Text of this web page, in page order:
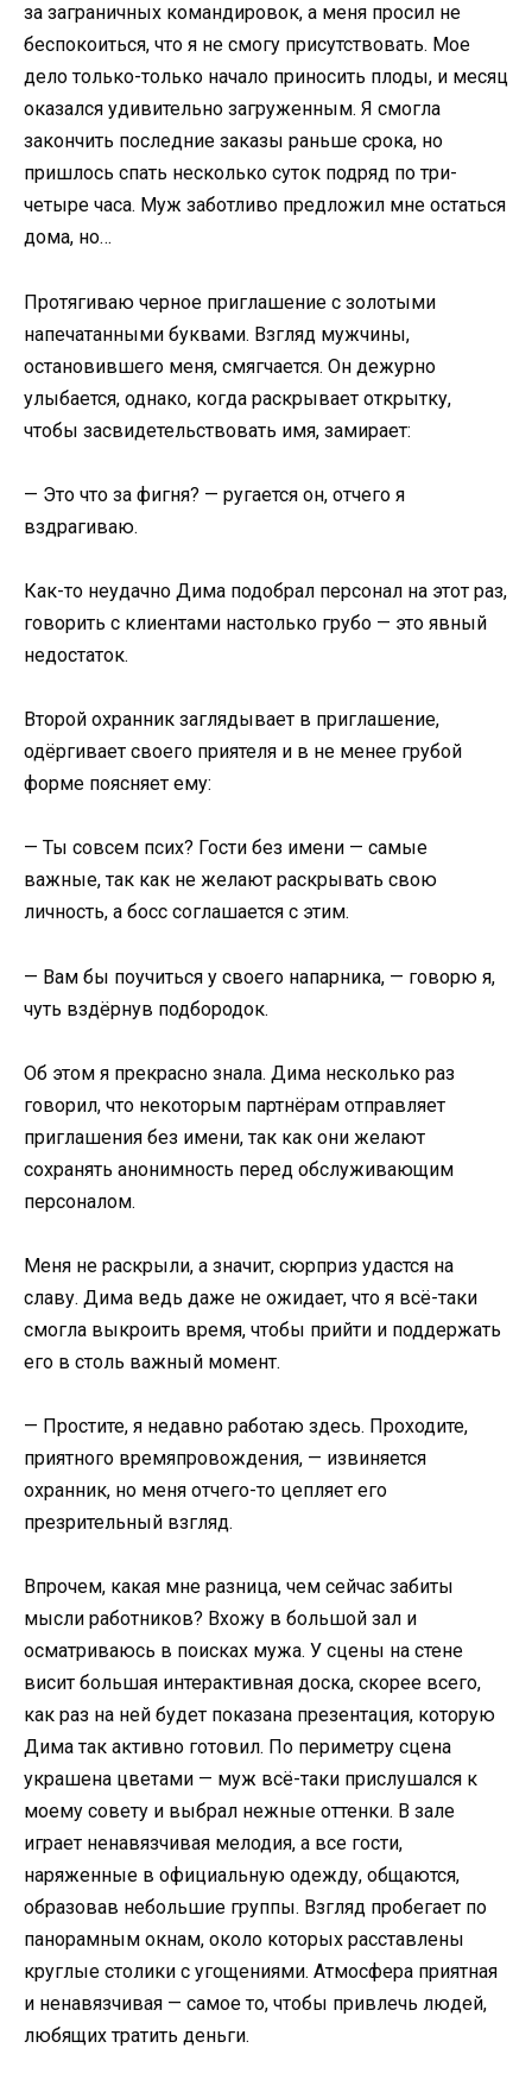
за заграничных командировок, а меня просил не
беспокоиться, что я не смогу присутствовать. Мое
дело только-только начало приносить плоды, и месяц
оказался удивительно загруженным. Я смогла
закончить последние заказы раньше срока, но
пришлось спать несколько суток подряд по три-
четыре часа. Муж заботливо предложил мне остаться
дома, но…
Протягиваю черное приглашение с золотыми
напечатанными буквами. Взгляд мужчины,
остановившего меня, смягчается. Он дежурно
улыбается, однако, когда раскрывает открытку,
чтобы засвидетельствовать имя, замирает:
— Это что за фигня? — ругается он, отчего я
вздрагиваю.
Как-то неудачно Дима подобрал персонал на этот раз,
говорить с клиентами настолько грубо — это явный
недостаток.
Второй охранник заглядывает в приглашение,
одёргивает своего приятеля и в не менее грубой
форме поясняет ему:
— Ты совсем псих? Гости без имени — самые
важные, так как не желают раскрывать свою
личность, а босс соглашается с этим.
— Вам бы поучиться у своего напарника, — говорю я,
чуть вздёрнув подбородок.
Об этом я прекрасно знала. Дима несколько раз
говорил, что некоторым партнёрам отправляет
приглашения без имени, так как они желают
сохранять анонимность перед обслуживающим
персоналом.
Меня не раскрыли, а значит, сюрприз удастся на
славу. Дима ведь даже не ожидает, что я всё-таки
смогла выкроить время, чтобы прийти и поддержать
его в столь важный момент.
— Простите, я недавно работаю здесь. Проходите,
приятного времяпровождения, — извиняется
охранник, но меня отчего-то цепляет его
презрительный взгляд.
Впрочем, какая мне разница, чем сейчас забиты
мысли работников? Вхожу в большой зал и
осматриваюсь в поисках мужа. У сцены на стене
висит большая интерактивная доска, скорее всего,
как раз на ней будет показана презентация, которую
Дима так активно готовил. По периметру сцена
украшена цветами — муж всё-таки прислушался к
моему совету и выбрал нежные оттенки. В зале
играет ненавязчивая мелодия, а все гости,
наряженные в официальную одежду, общаются,
образовав небольшие группы. Взгляд пробегает по
панорамным окнам, около которых расставлены
круглые столики с угощениями. Атмосфера приятная
и ненавязчивая — самое то, чтобы привлечь людей,
любящих тратить деньги.